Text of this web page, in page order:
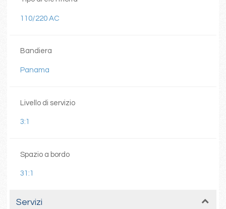
110/220 AC
Bandiera
Panama
Livello di servizio
3:1
Spazio a bordo
31:1
Servizi